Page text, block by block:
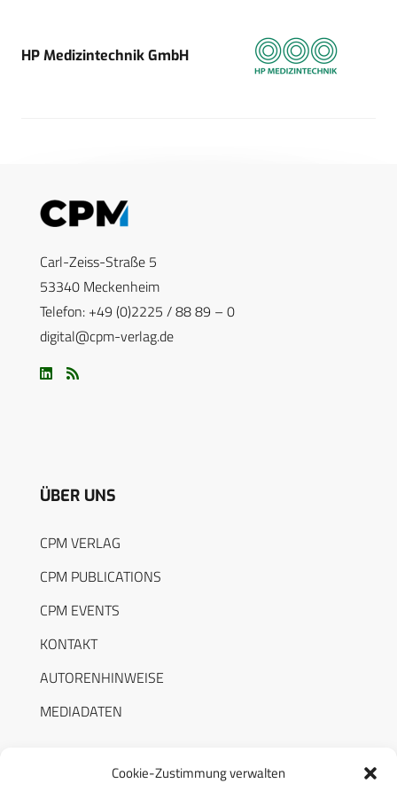
Cookie-Zustimmung verwalten
HP Medizintechnik GmbH
Carl-Zeiss-Straße 5
53340 Meckenheim
Telefon: +49 (0)2225 / 88 89 – 0
digital@cpm-verlag.de
ÜBER UNS
CPM VERLAG
CPM PUBLICATIONS
CPM EVENTS
KONTAKT
AUTORENHINWEISE
MEDIADATEN